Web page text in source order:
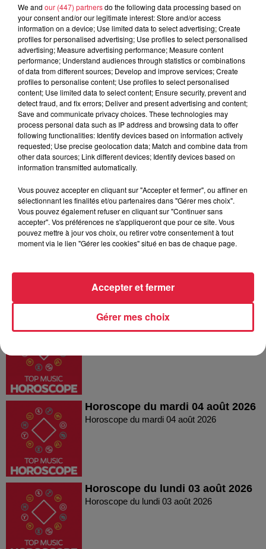
5 août 2026
Europa-Park : des précisons sur
l’après Euro-Mir
Dans la même série
Horoscope du vendredi 07 août
2026
Horoscope du vendredi 07 août 2026
Horoscope du jeudi 6 août 2026
Horoscope mercredi 05
Horoscope du mardi 04 août 2026
Horoscope du mardi 04 août 2026
Horoscope du lundi 03 août 2026
Horoscope du lundi 03 août 2026
We and our (447) partnersdo the following data processing based on
your consent and/or our legitimate interest: Store and/or access
information on a device; Use limited data to select advertising; Create
profiles for personalised advertising; Use profiles to select personalised
advertising; Measure advertising performance; Measure content
performance; Understand audiences through statistics or combinations
of data from different sources; Develop and improve services; Create
profiles to personalise content; Use profiles to select personalised
content; Use limited data to select content; Ensure security, prevent and
detect fraud, and fix errors; Deliver and present advertising and content;
Save and communicate privacy choices. These technologies may
process personal data such as IP address and browsing data to offer
following functionalities: Identify devices based on information actively
requested; Use precise geolocation data; Match and combine data from
other data sources; Link different devices; Identify devices based on
information transmitted automatically.
Vous pouvez accepter en cliquant sur "Accepter et fermer", ou affiner en
sélectionnant les finalités et/ou partenaires dans "Gérer mes choix".
Vous pouvez également refuser en cliquant sur "Continuer sans
accepter". Vos préférences ne s'appliqueront que pour ce site. Vous
pouvez mettre à jour vos choix, ou retirer votre consentement à tout
moment via le lien "Gérer les cookies" situé en bas de chaque page.
Gérer mes choix
Accepter et fermer